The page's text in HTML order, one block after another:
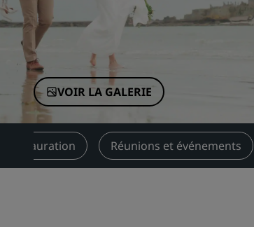
Marques affiliées en Chine
VOIR LA GALERIE
Restauration Réunions et événements